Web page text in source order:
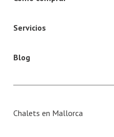
Servicios
Blog
Chalets en Mallorca